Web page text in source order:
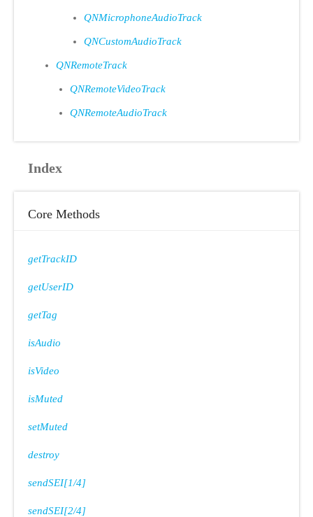
QNMicrophoneAudioTrack
QNCustomAudioTrack
QNRemoteTrack
QNRemoteVideoTrack
QNRemoteAudioTrack
Index
Core Methods
getTrackID
getUserID
getTag
isAudio
isVideo
isMuted
setMuted
destroy
sendSEI[1/4]
sendSEI[2/4]